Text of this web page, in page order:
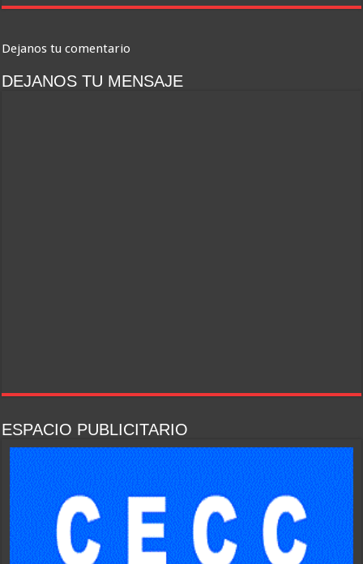
Dejanos tu comentario
DEJANOS TU MENSAJE
ESPACIO PUBLICITARIO